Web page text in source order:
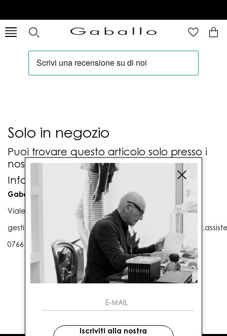
Solo in negozio
Puoi trovare questo articolo solo presso i
nostri punti vendita:
Info contatti
Gaballo Mario srl
Viale G. Matteotti n. 23 00053 Civitavecchia (RM)
0766 25656
Iscriviti alla nostra